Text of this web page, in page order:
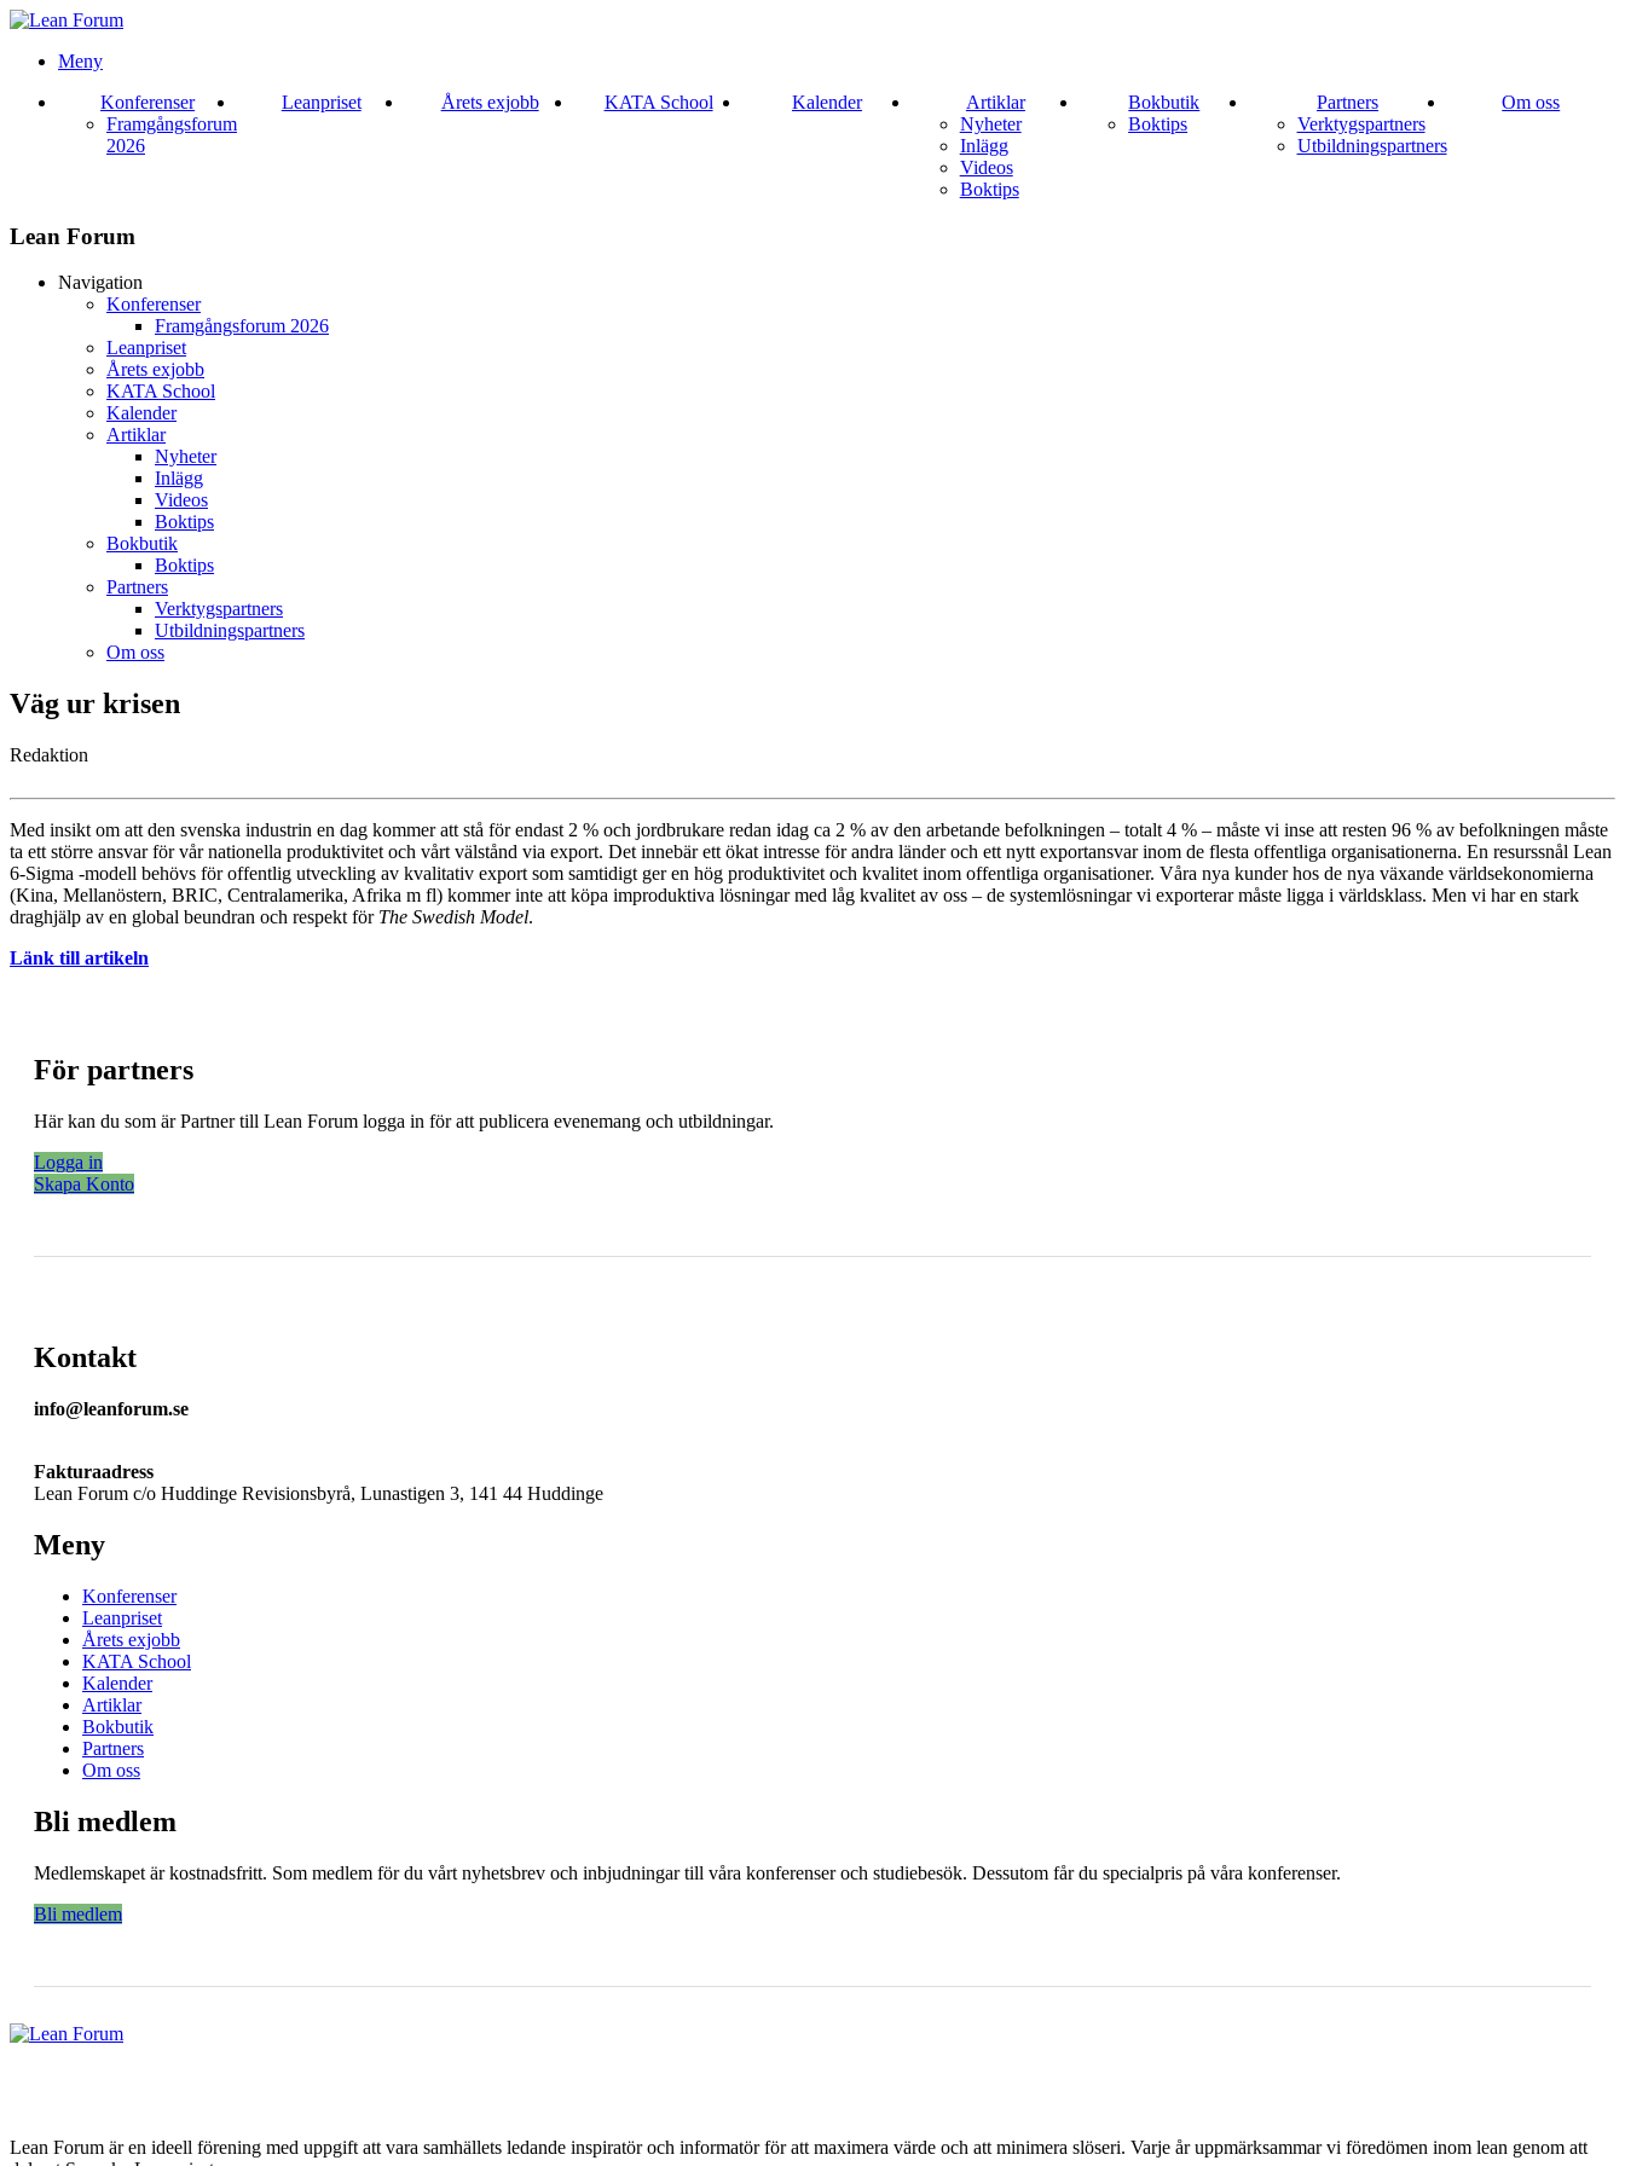
Meny
Konferenser
Framgångsforum
2026
Leanpriset Årets exjobb KATA School Kalender
Artiklar
Nyheter
Inlägg
Videos
Boktips
Bokbutik
Boktips
Partners
Verktygspartners
Utbildningspartners
Om oss
Lean Forum
Navigation
Konferenser
Framgångsforum 2026
Leanpriset
Årets exjobb
KATA School
Kalender
Artiklar
Nyheter
Inlägg
Videos
Boktips
Bokbutik
Boktips
Partners
Verktygspartners
Utbildningspartners
Om oss
Väg ur krisen
Redaktion
Med insikt om att den svenska industrin en dag kommer att stå för endast 2 % och jordbrukare redan idag ca 2 % av den arbetande befolkningen – totalt 4 % – måste vi inse att resten 96 % av befolkningen måste
ta ett större ansvar för vår nationella produktivitet och vårt välstånd via export. Det innebär ett ökat intresse för andra länder och ett nytt exportansvar inom de flesta offentliga organisationerna. En resurssnål Lean
6-Sigma -modell behövs för offentlig utveckling av kvalitativ export som samtidigt ger en hög produktivitet och kvalitet inom offentliga organisationer. Våra nya kunder hos de nya växande världsekonomierna
(Kina, Mellanöstern, BRIC, Centralamerika, Afrika m fl) kommer inte att köpa improduktiva lösningar med låg kvalitet av oss – de systemlösningar vi exporterar måste ligga i världsklass. Men vi har en stark
draghjälp av en global beundran och respekt för The Swedish Model.
Länk till artikeln
För partners
Här kan du som är Partner till Lean Forum logga in för att publicera evenemang och utbildningar.
Logga in
Skapa Konto
Kontakt
info@leanforum.se
Fakturaadress
Lean Forum c/o Huddinge Revisionsbyrå, Lunastigen 3, 141 44 Huddinge
Meny
Konferenser
Leanpriset
Årets exjobb
KATA School
Kalender
Artiklar
Bokbutik
Partners
Om oss
Bli medlem
Medlemskapet är kostnadsfritt. Som medlem för du vårt nyhetsbrev och inbjudningar till våra konferenser och studiebesök. Dessutom får du specialpris på våra konferenser.
Bli medlem
Lean Forum är en ideell förening med uppgift att vara samhällets ledande inspiratör och informatör för att maximera värde och att minimera slöseri. Varje år uppmärksammar vi föredömen inom lean genom att